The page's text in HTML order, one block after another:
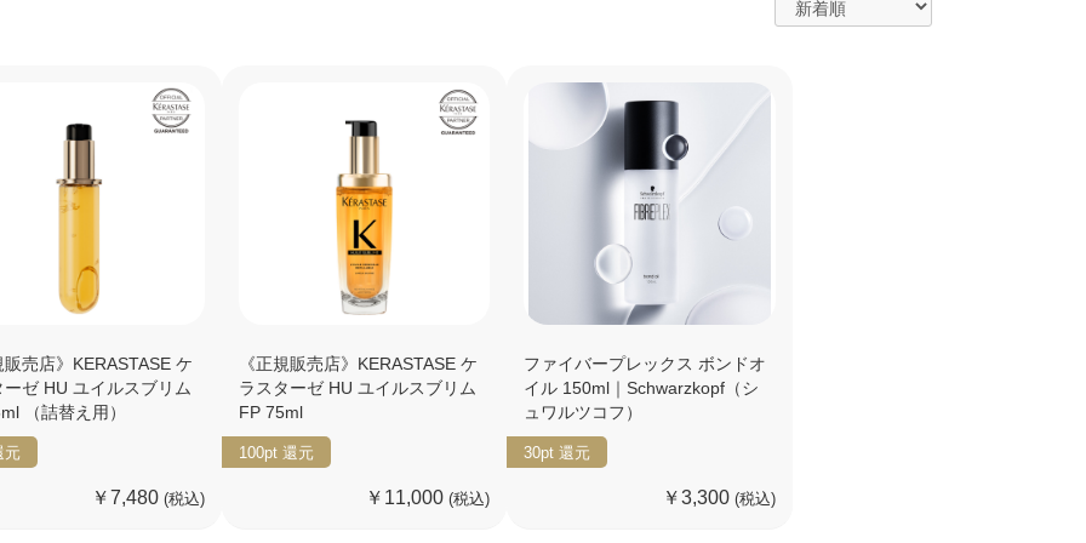
売店》KERASTASE ケ
ーゼ HU ユイルスブリム
（詰替え用）
元
￥7,480(税込)
《正規販売店》KERASTASE ケ
ラスターゼ HU ユイルスブリム
FP 75ml
100pt 還元
￥11,000(税込)
ファイバープレックス ボンドオ
イル 150ml｜Schwarzkopf（シ
ュワルツコフ）
30pt 還元
￥3,300 (税込)